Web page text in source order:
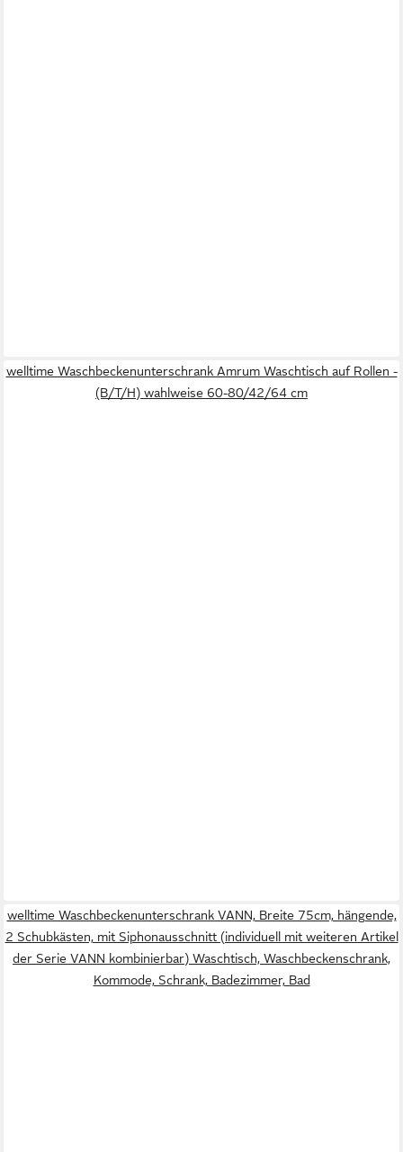
welltime Waschbeckenunterschrank Amrum Waschtisch auf Rollen -
(B/T/H) wahlweise 60-80/42/64 cm
welltime Waschbeckenunterschrank VANN, Breite 75cm, hängende,
2 Schubkästen, mit Siphonausschnitt (individuell mit weiteren Artikel
der Serie VANN kombinierbar) Waschtisch, Waschbeckenschrank,
Kommode, Schrank, Badezimmer, Bad